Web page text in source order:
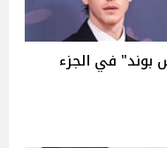
في الجزء